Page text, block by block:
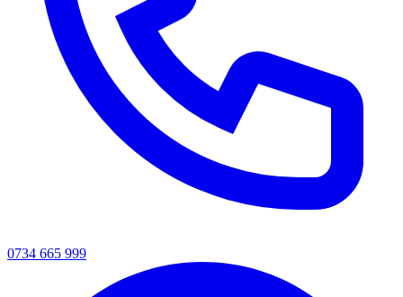
0734 665 999